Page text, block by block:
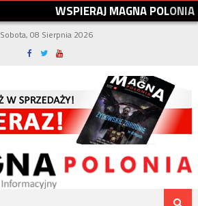
WSPIERAJMAGNAPOLONIA
Sobota, 08 Sierpnia 2026